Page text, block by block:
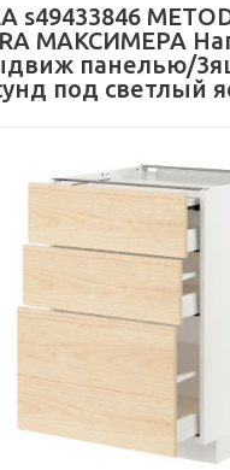
s49433846
МАКСИМЕРА
панелью/
под светлый